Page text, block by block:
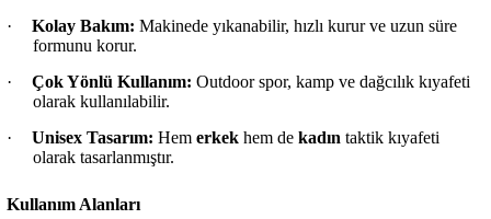
·
Kolay Bakım: Makinede yıkanabilir, hızlı kurur ve uzun süre
formunu korur.
·
Çok Yönlü Kullanım: Outdoor spor, kamp ve dağcılık kıyafeti
olarak kullanılabilir.
·
Unisex Tasarım: Hem erkek hem de kadın taktik kıyafeti
olarak tasarlanmıştır.
Kullanım Alanları